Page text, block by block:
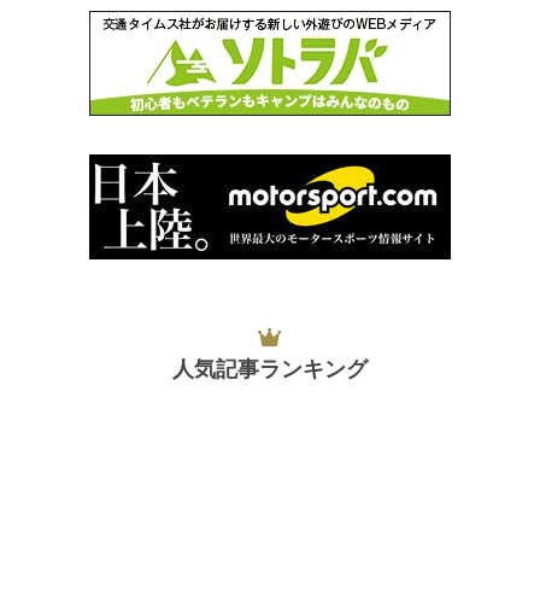
人気記事ランキング